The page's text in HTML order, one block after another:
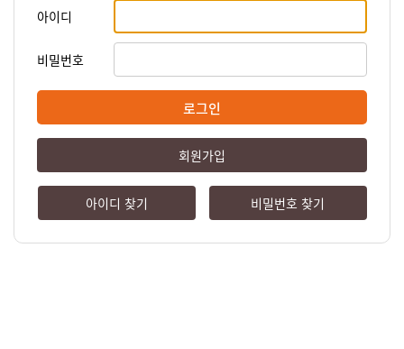
아이디
비밀번호
로그인
회원가입
아이디 찾기 비밀번호 찾기